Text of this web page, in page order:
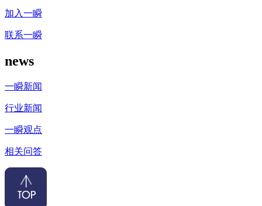
加入一瞬
联系一瞬
news
一瞬新闻
行业新闻
一瞬观点
相关问答